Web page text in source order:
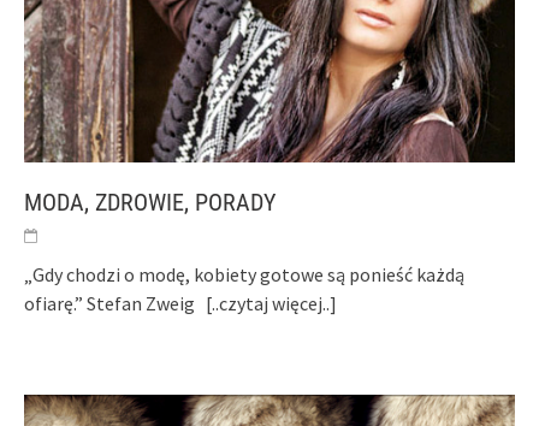
MODA, ZDROWIE, PORADY
„Gdy chodzi o modę, kobiety gotowe są ponieść każdą
ofiarę.” Stefan Zweig [..czytaj więcej..]